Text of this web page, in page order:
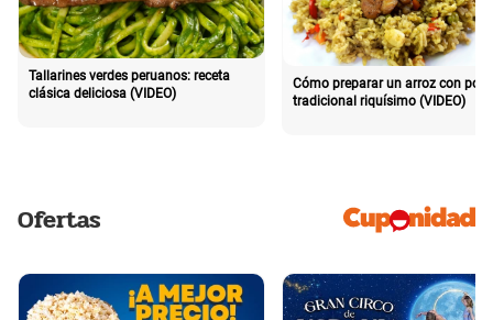
Tallarines verdes peruanos: receta
clásica deliciosa (VIDEO)
Cómo preparar un arroz con pollo
tradicional riquísimo (VIDEO)
Ofertas